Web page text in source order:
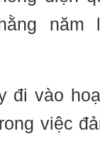
năm
đi vào
việc